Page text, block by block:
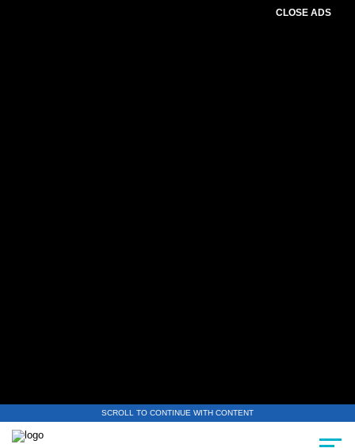
CLOSE ADS
SCROLL TO CONTINUE WITH CONTENT